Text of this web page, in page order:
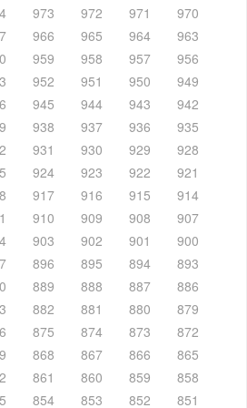
973 972 971
970
966 965 964
963
959 958 957
956
952 951 950
949
945 944 943
942
938 937 936
935
931 930 929
928
924 923 922
921
917 916 915
914
910 909 908
907
903 902 901
900
896 895 894
893
889 888 887
886
882 881 880
879
875 874 873
872
868 867 866
865
861 860 859
858
854 853 852 851